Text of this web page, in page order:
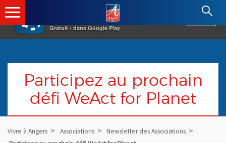
×
Gratuit - dans Google Play
Angers.fr : Retour à l'accueil
Participez au prochain
défi WeAct for Planet
Vivre à Angers Associations
Newsletter des Associations